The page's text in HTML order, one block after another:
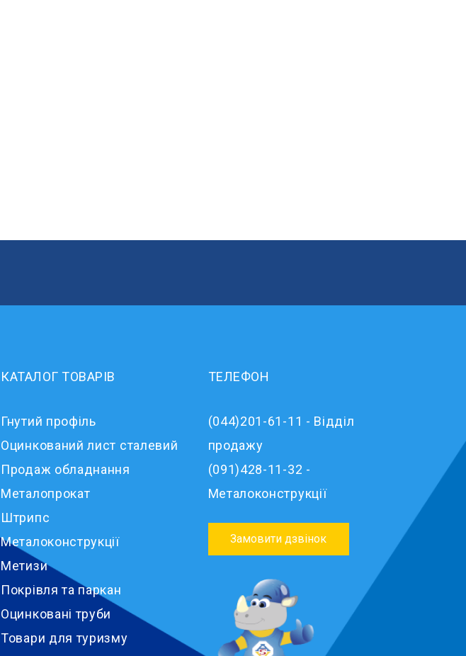
КАТАЛОГ ТОВАРІВ
Гнутий профіль
Оцинкований лист сталевий
Продаж обладнання
Металопрокат
Штрипс
Металоконструкції
Метизи
Покрівля та паркан
Оцинковані труби
Товари для туризму
ТЕЛЕФОН
(044)201-61-11 - Відділ
продажу
(091)428-11-32 -
Металоконструкції
Замовити дзвінок